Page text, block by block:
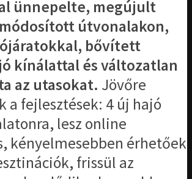
ünnepelte, megújult
útvonalakon,
bővített
kínálattal és változatlan
az utasokat. Jövőre
a fejlesztések: 4 új hajó
lesz online
kényelmesebben érhetőek
frissül az